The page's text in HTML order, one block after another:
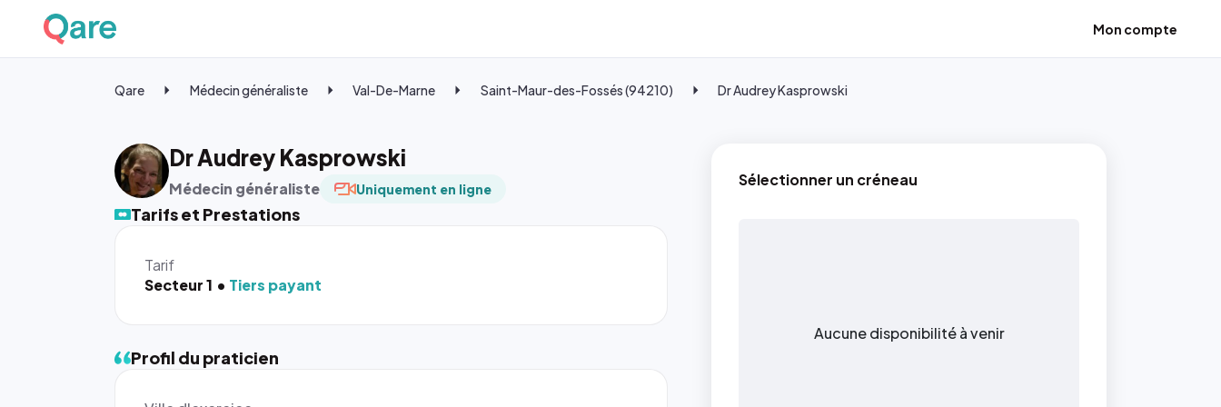
Mon compte
Qare Médecin généraliste Val-De-Marne Saint-Maur-des-Fossés (94210) Dr Audrey Kasprowski
Dr Audrey Kasprowski
Médecin généraliste Uniquement en ligne
Tarifs et Prestations
Tarif
Secteur 1
Tiers payant
Sélectionner un créneau
Aucune disponibilité à venir
Profil du praticien